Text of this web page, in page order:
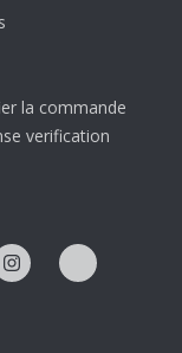
la commande
verification